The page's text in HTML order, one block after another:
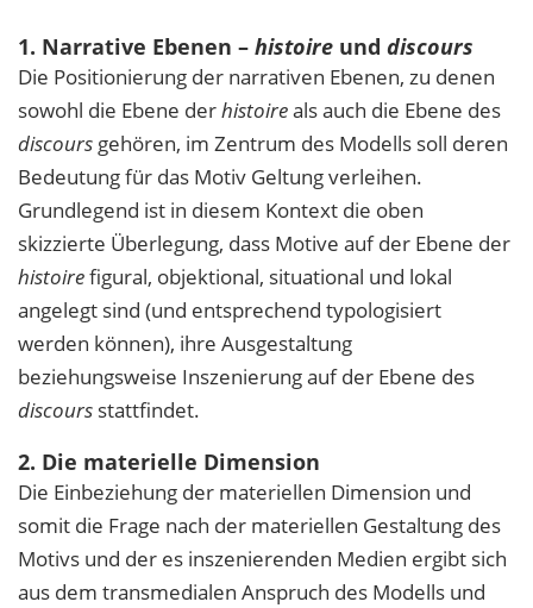
1. Narrative Ebenen – histoire und discours
Die Positionierung der narrativen Ebenen, zu denen
sowohl die Ebene derhistoireals auch die Ebene des
discours gehören, im Zentrum des Modells soll deren
Bedeutung für das Motiv Geltung verleihen.
Grundlegend ist in diesem Kontext die oben
skizzierte Überlegung, dass Motive auf der Ebene der
histoirefigural, objektional, situational und lokal
angelegt sind (und entsprechend typologisiert
werden können), ihre Ausgestaltung
beziehungsweise Inszenierung auf der Ebene des
discours stattfindet.
2. Die materielle Dimension
Die Einbeziehung der materiellen Dimension und
somit die Frage nach der materiellen Gestaltung des
Motivs und der es inszenierenden Medien ergibt sich
aus dem transmedialen Anspruch des Modells und